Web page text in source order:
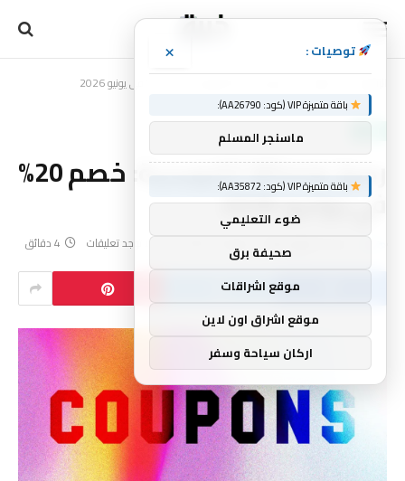
رموز Whoop الترويجية: خصم 20%
في يونيو 2026
لا توجد تعليقات 4 دقائق
توصيات : ×
باقة متميزة VIP (كود: AA26790):
ماسنجر المسلم
باقة متميزة VIP (كود: AA35872):
ضوء التعليمي
صحيفة برق
موقع اشراقات
موقع اشراق اون لاين
اركان سياحة وسفر